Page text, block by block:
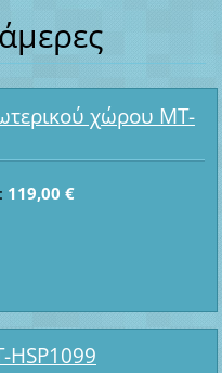
χώρου MT-
119,00 €